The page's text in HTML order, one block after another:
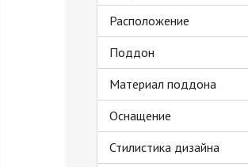
Расположение
Поддон
Материал поддона
Оснащение
Стилистика дизайна